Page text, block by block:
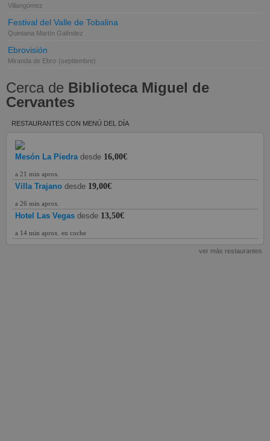
Villangómez
Festival del Valle de Tobalina
Quintana Martín Galíndez
Ebrovisión
Miranda de Ebro (septiembre)
Cerca de Biblioteca Miguel de
Cervantes
RESTAURANTES CON MENÚ DEL DÍA
Mesón La Piedra desde 16,00€
a 21 min aprox.
Villa Trajano desde 19,00€
a 26 min aprox.
Hotel Las Vegas desde 13,50€
a 14 min aprox. en coche
ver más restaurantes